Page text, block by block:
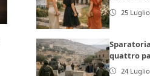
25
quattro
24